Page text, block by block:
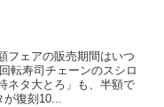
フェアの販売期間はいつ
転寿司チェーンのスシロ
ネタ大とろ」も、半額で
が復刻10...